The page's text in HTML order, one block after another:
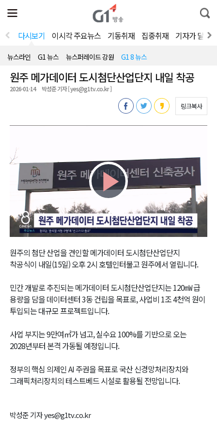
전
체
뉴
열
통
합
색
다시보기 이시각 주요뉴스 기동취재 집중취재 기자가 달려
뉴스라인 G1 뉴스 뉴스퍼레이드 강원 G1 8 뉴스
원주 메가데이터 도시첨단산업단지 내일 착공
2026-01-14 박성준 기자 [ yes@g1tv.co.kr ]
링크복사
Play
Video
원주의 첨단 산업을 견인할 메가데이터 도시첨단산업단지
착공식이 내일(15일) 오후 2시 호텔인터불고 원주에서 열립니다.
민간 개발로 추진되는 메가데이터 도시첨단산업단지는 120㎽ 급
용량을 담을 데이터센터 3동 건립을 목표로, 사업비 1조 4천억 원이
투입되는 대규모 프로젝트입니다.
사업 부지는 9만여㎡가 넘고, 실수요 100%를 기반으로 오는
2028년부터 본격 가동될 예정입니다.
정부의 핵심 의제인 AI 주권을 목표로 국산 신경망처리장치와
그래픽처리장치의 테스트베드 시설로 활용될 전망입니다.
박성준 기자 yes@g1tv.co.kr